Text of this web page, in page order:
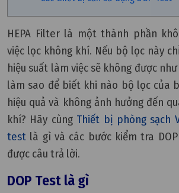
HEPA Filter là một thành phần
việc lọc không khí. Nếu bộ lọc này
hiệu suất làm việc sẽ không được
làm sao để biết khi nào bộ lọc của
hiệu quả và không ảnh hưởng đến
khí? Hãy cùng Thiết bị phòng sạch
test là gì và các bước kiểm tra
được câu trả lời.
DOP Test là gì